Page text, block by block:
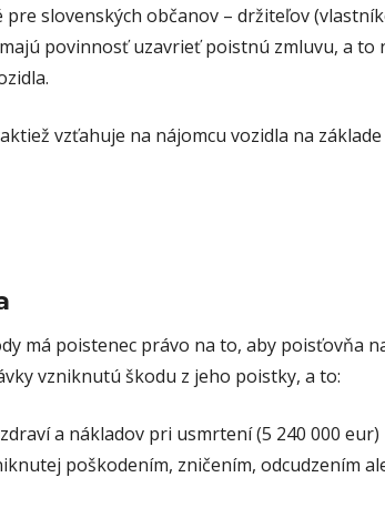
pre slovenských občanov – držiteľov
povinnosť uzavrieť poistnú zmluvu, a to
vzťahuje na nájomcu vozidla na
má poistenec právo na to, aby poisťovňa
vzniknutú škodu z jeho poistky, a to:
a nákladov pri usmrtení (5 240 000 eur)
poškodením, zničením, odcudzením